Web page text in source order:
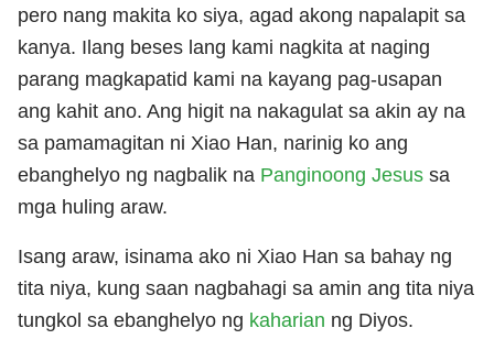
pero nang makita ko siya, agad akong napalapit sa
kanya. Ilang beses lang kami nagkita at naging
parang magkapatid kami na kayang pag-usapan
ang kahit ano. Ang higit na nakagulat sa akin ay na
sa pamamagitan ni Xiao Han, narinig ko ang
ebanghelyo ng nagbalik na Panginoong Jesus sa
mga huling araw.
Isang araw, isinama ako ni Xiao Han sa bahay ng
tita niya, kung saan nagbahagi sa amin ang tita niya
tungkol sa ebanghelyo ng kaharian ng Diyos.